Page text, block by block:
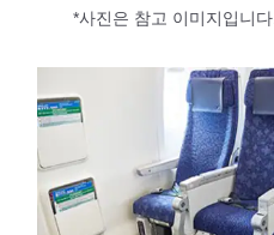
*사진은 참고 이미지입니다.